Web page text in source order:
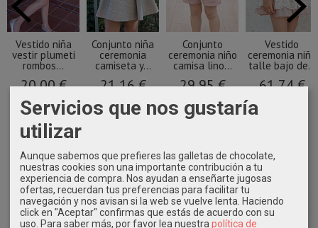
Vestido niña
vestir plumeti
rombos...
20,00 €
43,90 €
Conjunto niña
ceremonia
camiseta y...
21,16 €
Conjunto
ceremonia niño
camisa lino...
29,95 €
59,90 €
Vestido
ceremonia niña
talle bajo de...
61,74 €
Servicios que nos gustaría
utilizar
Aunque sabemos que prefieres las galletas de chocolate,
nuestras cookies son una importante contribución a tu
experiencia de compra. Nos ayudan a enseñarte jugosas
ofertas, recuerdan tus preferencias para facilitar tu
navegación y nos avisan si la web se vuelve lenta. Haciendo
click en "Aceptar" confirmas que estás de acuerdo con su
uso. Para saber más, por favor lea nuestra política de